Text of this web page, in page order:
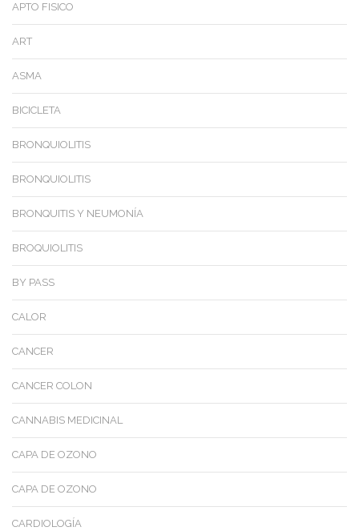
APTO FISICO
ART
ASMA
BICICLETA
BRONQUIOLITIS
BRONQUIOLITIS
BRONQUITIS Y NEUMONÍA
BROQUIOLITIS
BY PASS
CALOR
CANCER
CANCER COLON
CANNABIS MEDICINAL
CAPA DE OZONO
CAPA DE OZONO
CARDIOLOGÍA